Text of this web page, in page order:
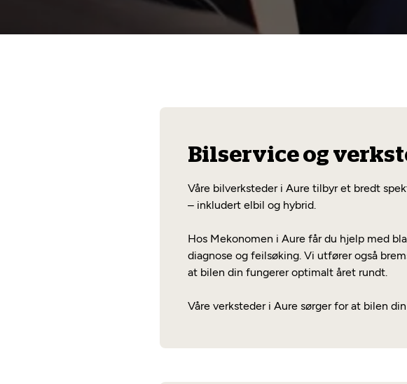
Bilservice og
Våre bilverksteder i Aure tilbyr et bredt
– inkludert elbil og hybrid.
Hos Mekonomen i Aure får du hjelp med
diagnose og feilsøking. Vi utfører også
at bilen din fungerer optimalt året rundt.
Våre verksteder i Aure sørger for at bilen